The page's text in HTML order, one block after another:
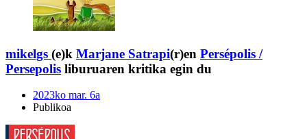
mikelgs (e)k Marjane Satrapi(r)en Persépolis /
Persepolis liburuaren kritika egin du
2023ko mar. 6a
Publikoa